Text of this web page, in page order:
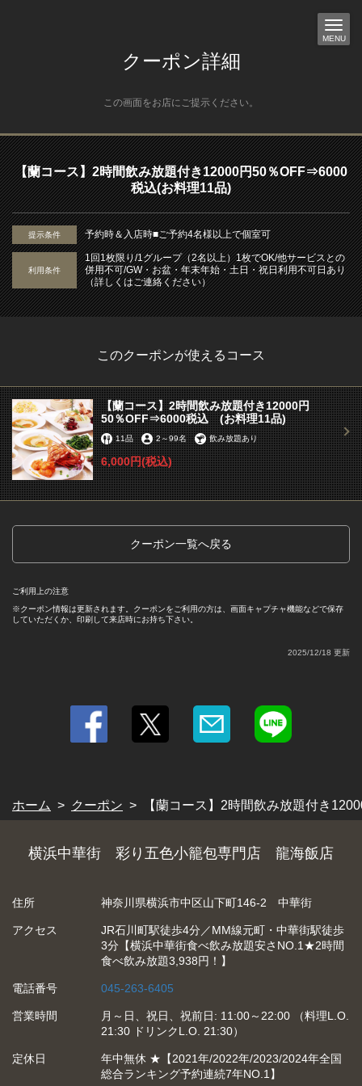
MENU
クーポン詳細
この画面をお店にご提示ください。
【蘭コース】2時間飲み放題付き12000円50％OFF⇒6000
税込(お料理11品)
提示条件 予約時＆入店時■ご予約4名様以上で個室可
利用条件
1回1枚限り/1グループ（2名以上）1枚でOK/他サービスとの
併用不可/GW・お盆・年末年始・土日・祝日利用不可日あり
（詳しくはご連絡ください）
このクーポンが使えるコース
【蘭コース】2時間飲み放題付き12000円
50％OFF⇒6000税込 (お料理11品)
11品 2～99名 飲み放題あり
6,000円(税込)
クーポン一覧へ戻る
ご利用上の注意
クーポン情報は更新されます。クーポンをご利用の方は、画面キャプチャ機能などで保存
していただくか、印刷して来店時にお持ち下さい。
2025/12/18 更新
ホーム クーポン 【蘭コース】2時間飲み放題付き
【蘭コース】2時間飲み放題付き12000円50％OFF⇒6000
税込(お料理11品) | 横浜中華街 彩り五色小籠包専門店
https://ryukaihanten.owst.jp/coupons/183222845
横浜中華街 彩り五色小籠包専門店 龍海飯店
住所 神奈川県横浜市中区山下町146-2 中華街
アクセス
JR石川町駅徒歩4分／MM線元町・中華街駅徒歩
3分【横浜中華街食べ飲み放題安さNO.1★2時間
食べ飲み放題3,938円！】
電話番号 045-263-6405
営業時間
月～日、祝日、祝前日: 11:00～22:00 （料理L.O.
21:30 ドリンクL.O. 21:30）
定休日
年中無休 ★【2021年/2022年/2023/2024年全国
総合ランキング予約連続7年NO.1】